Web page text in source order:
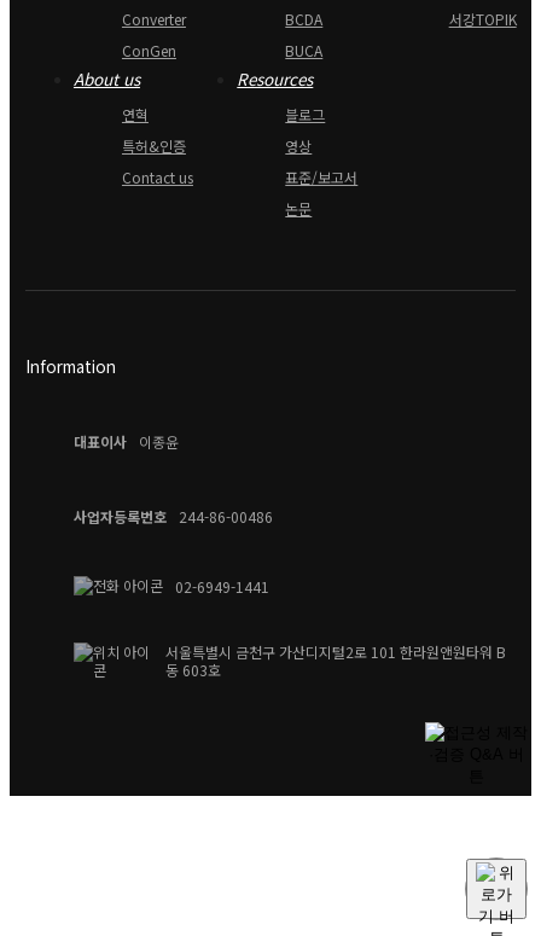
Converter
ConGen
BCDA
BUCA
서강TOPIK
About us
연혁
특허&인증
Contact us
Resources
블로그
영상
표준/보고서
논문
Information
대표이사 이종윤
사업자등록번호 244-86-00486
02-6949-1441
서울특별시 금천구 가산디지털2로 101 한라원앤원타워 B
동 603호